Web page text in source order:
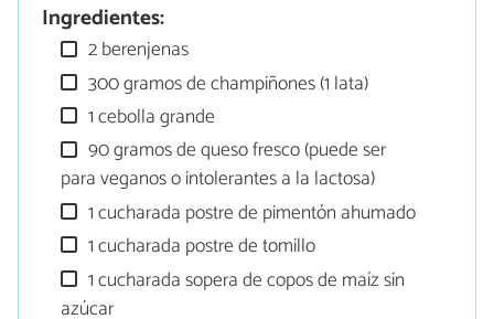
Ingredientes:
2 berenjenas
300 gramos de champiñones (1 lata)
1 cebolla grande
90 gramos de queso fresco (puede ser
para veganos o intolerantes a la lactosa)
1 cucharada postre de pimentón ahumado
1 cucharada postre de tomillo
1 cucharada sopera de copos de maíz sin
azúcar